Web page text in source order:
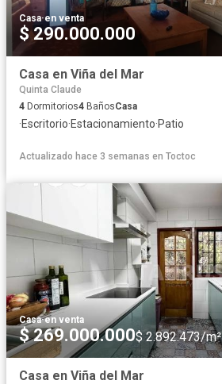
Casa·en venta
$ 290.000.000
Casa en Viña del Mar
Quinta Claude
4 Dormitorios4 BañosCasa
·Escritorio·Estacionamiento·Patio
Actualizado hace 3 semanas en Toctoc
Casa·en venta
$ 269.000.000$ 2.892.473/m²
Casa en Viña del Mar